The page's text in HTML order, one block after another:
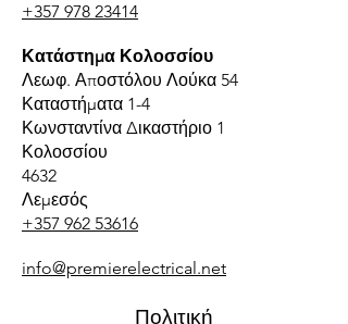
+357 978 23414
Κατάστημα Κολοσσίου
Λεωφ. Αποστόλου Λούκα 54
Καταστήματα 1-4
Κωνσταντίνα Δικαστήριο 1
Κολοσσίου
4632
Λεμεσός
+357 962 53616
info@premierelectrical.net
Πολιτική